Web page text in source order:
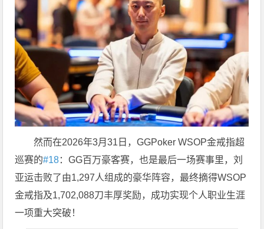
然而在2026年3月31日，GGPoker WSOP金戒指超
巡赛的#18：GG百万豪客赛，也是最后一场赛事里，刘
亚运击败了由1,297人组成的豪华阵容，最终摘得WSOP
金戒指及1,702,088刀丰厚奖励，成功实现个人职业生涯
一项重大突破！